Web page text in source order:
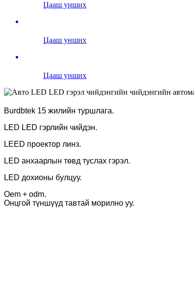
Цааш унших
Цааш унших
Цааш унших
Burdbtek 15 жилийн туршлага.
LED LED гэрлийн чийдэн.
LEED проектор линз.
LED анхаарлын төвд туслах гэрэл.
LED дохионы булцуу.
Oem + odm.
Онцгой түншүүд тавтай морилно уу.